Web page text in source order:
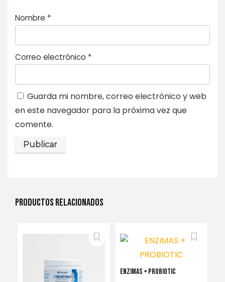
Nombre *
Correo electrónico *
Guarda mi nombre, correo electrónico y web
en este navegador para la próxima vez que
comente.
PRODUCTOS RELACIONADOS
ENZIMAS + PROBIOTIC